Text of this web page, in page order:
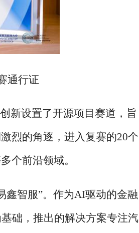
通行证
新设置了开源项目赛道，旨
烈的角逐，进入复赛的20个
个前沿领域。
鑫智服”。作为AI驱动的金融
础，推出的解决方案专注汽